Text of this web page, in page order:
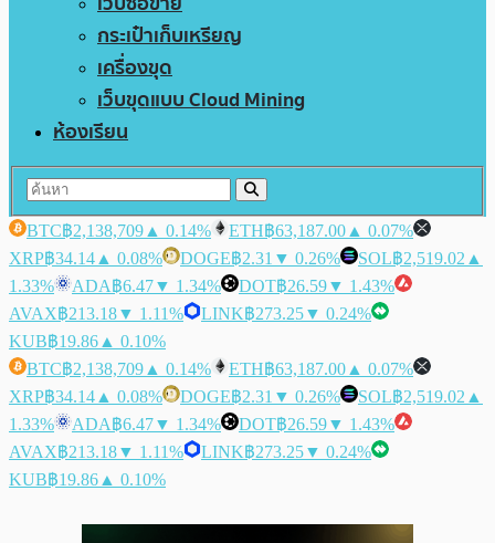
กระเป๋าเก็บเหรียญ
เครื่องขุด
เว็บขุดแบบ Cloud Mining
ห้องเรียน
BTC฿2,138,709 ▲ 0.14% ETH฿63,187.00 ▲ 0.07%
XRP฿34.14 ▲ 0.08% DOGE฿2.31 ▼ 0.26% SOL฿2,519.02 ▲
1.33%
ADA฿6.47▼ 1.34% DOT฿26.59▼ 1.43%
AVAX฿213.18▼ 1.11% LINK฿273.25▼ 0.24%
KUB฿19.86 ▲ 0.10%
BTC฿2,138,709 ▲ 0.14% ETH฿63,187.00 ▲ 0.07%
XRP฿34.14 ▲ 0.08% DOGE฿2.31 ▼ 0.26% SOL฿2,519.02 ▲
1.33%
ADA฿6.47▼ 1.34% DOT฿26.59▼ 1.43%
AVAX฿213.18▼ 1.11% LINK฿273.25▼ 0.24%
KUB฿19.86 ▲ 0.10%